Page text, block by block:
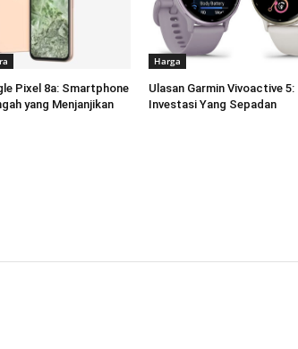
Pixel 8a: Smartphone
yang Menjanjikan
Harga
Ulasan Garmin Vivoactive 5:
Investasi Yang Sepadan